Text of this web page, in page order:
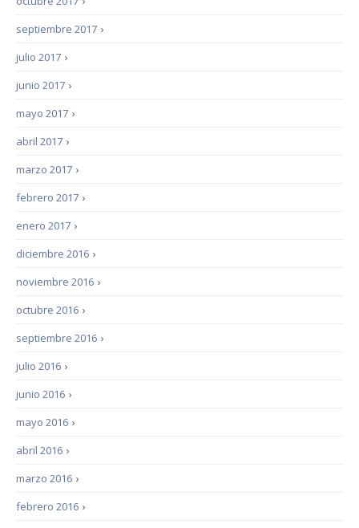
›
septiembre 2017
›
julio 2017
›
junio 2017
›
mayo 2017
›
abril 2017
›
marzo 2017
›
febrero 2017
›
enero 2017
›
diciembre 2016
›
noviembre 2016
›
octubre 2016
›
septiembre 2016
›
julio 2016
›
junio 2016
›
mayo 2016
›
abril 2016
›
marzo 2016
›
febrero 2016